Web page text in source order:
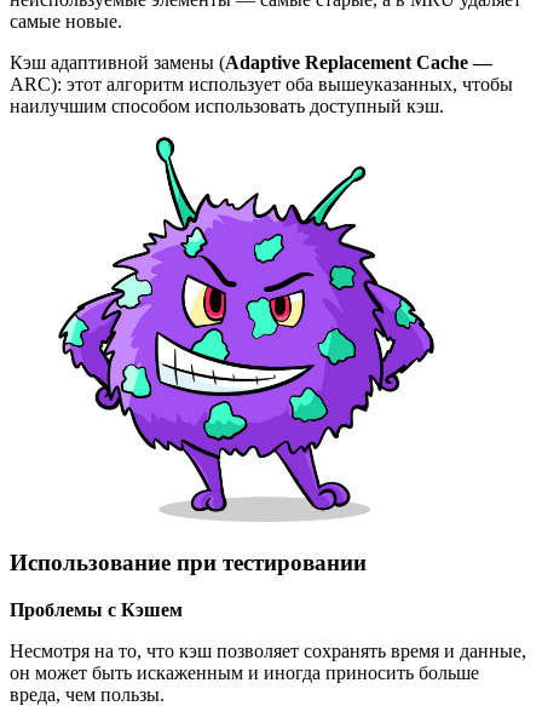
самые новые.
Кэш адаптивной замены (Adaptive Replacement Cache—
ARC): этот алгоритм использует оба вышеуказанных, чтобы
наилучшим способом использовать доступный кэш.
Использование при тестировании
Проблемы с Кэшем
Несмотря на то, что кэш позволяет сохранять время и данные,
он может быть искаженным и иногда приносить больше
вреда, чем пользы.